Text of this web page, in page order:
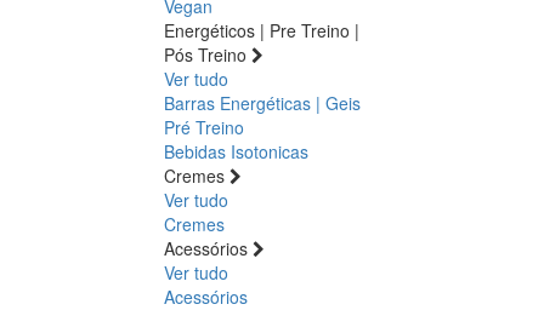
Vegan
Energéticos | Pre Treino |
Pós Treino
Ver tudo
Barras Energéticas | Geis
Pré Treino
Bebidas Isotonicas
Cremes
Ver tudo
Cremes
Acessórios
Ver tudo
Acessórios